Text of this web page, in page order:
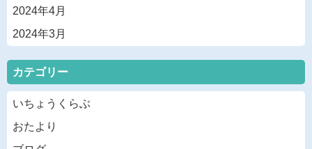
2024年4月
2024年3月
カテゴリー
いちょうくらぶ
おたより